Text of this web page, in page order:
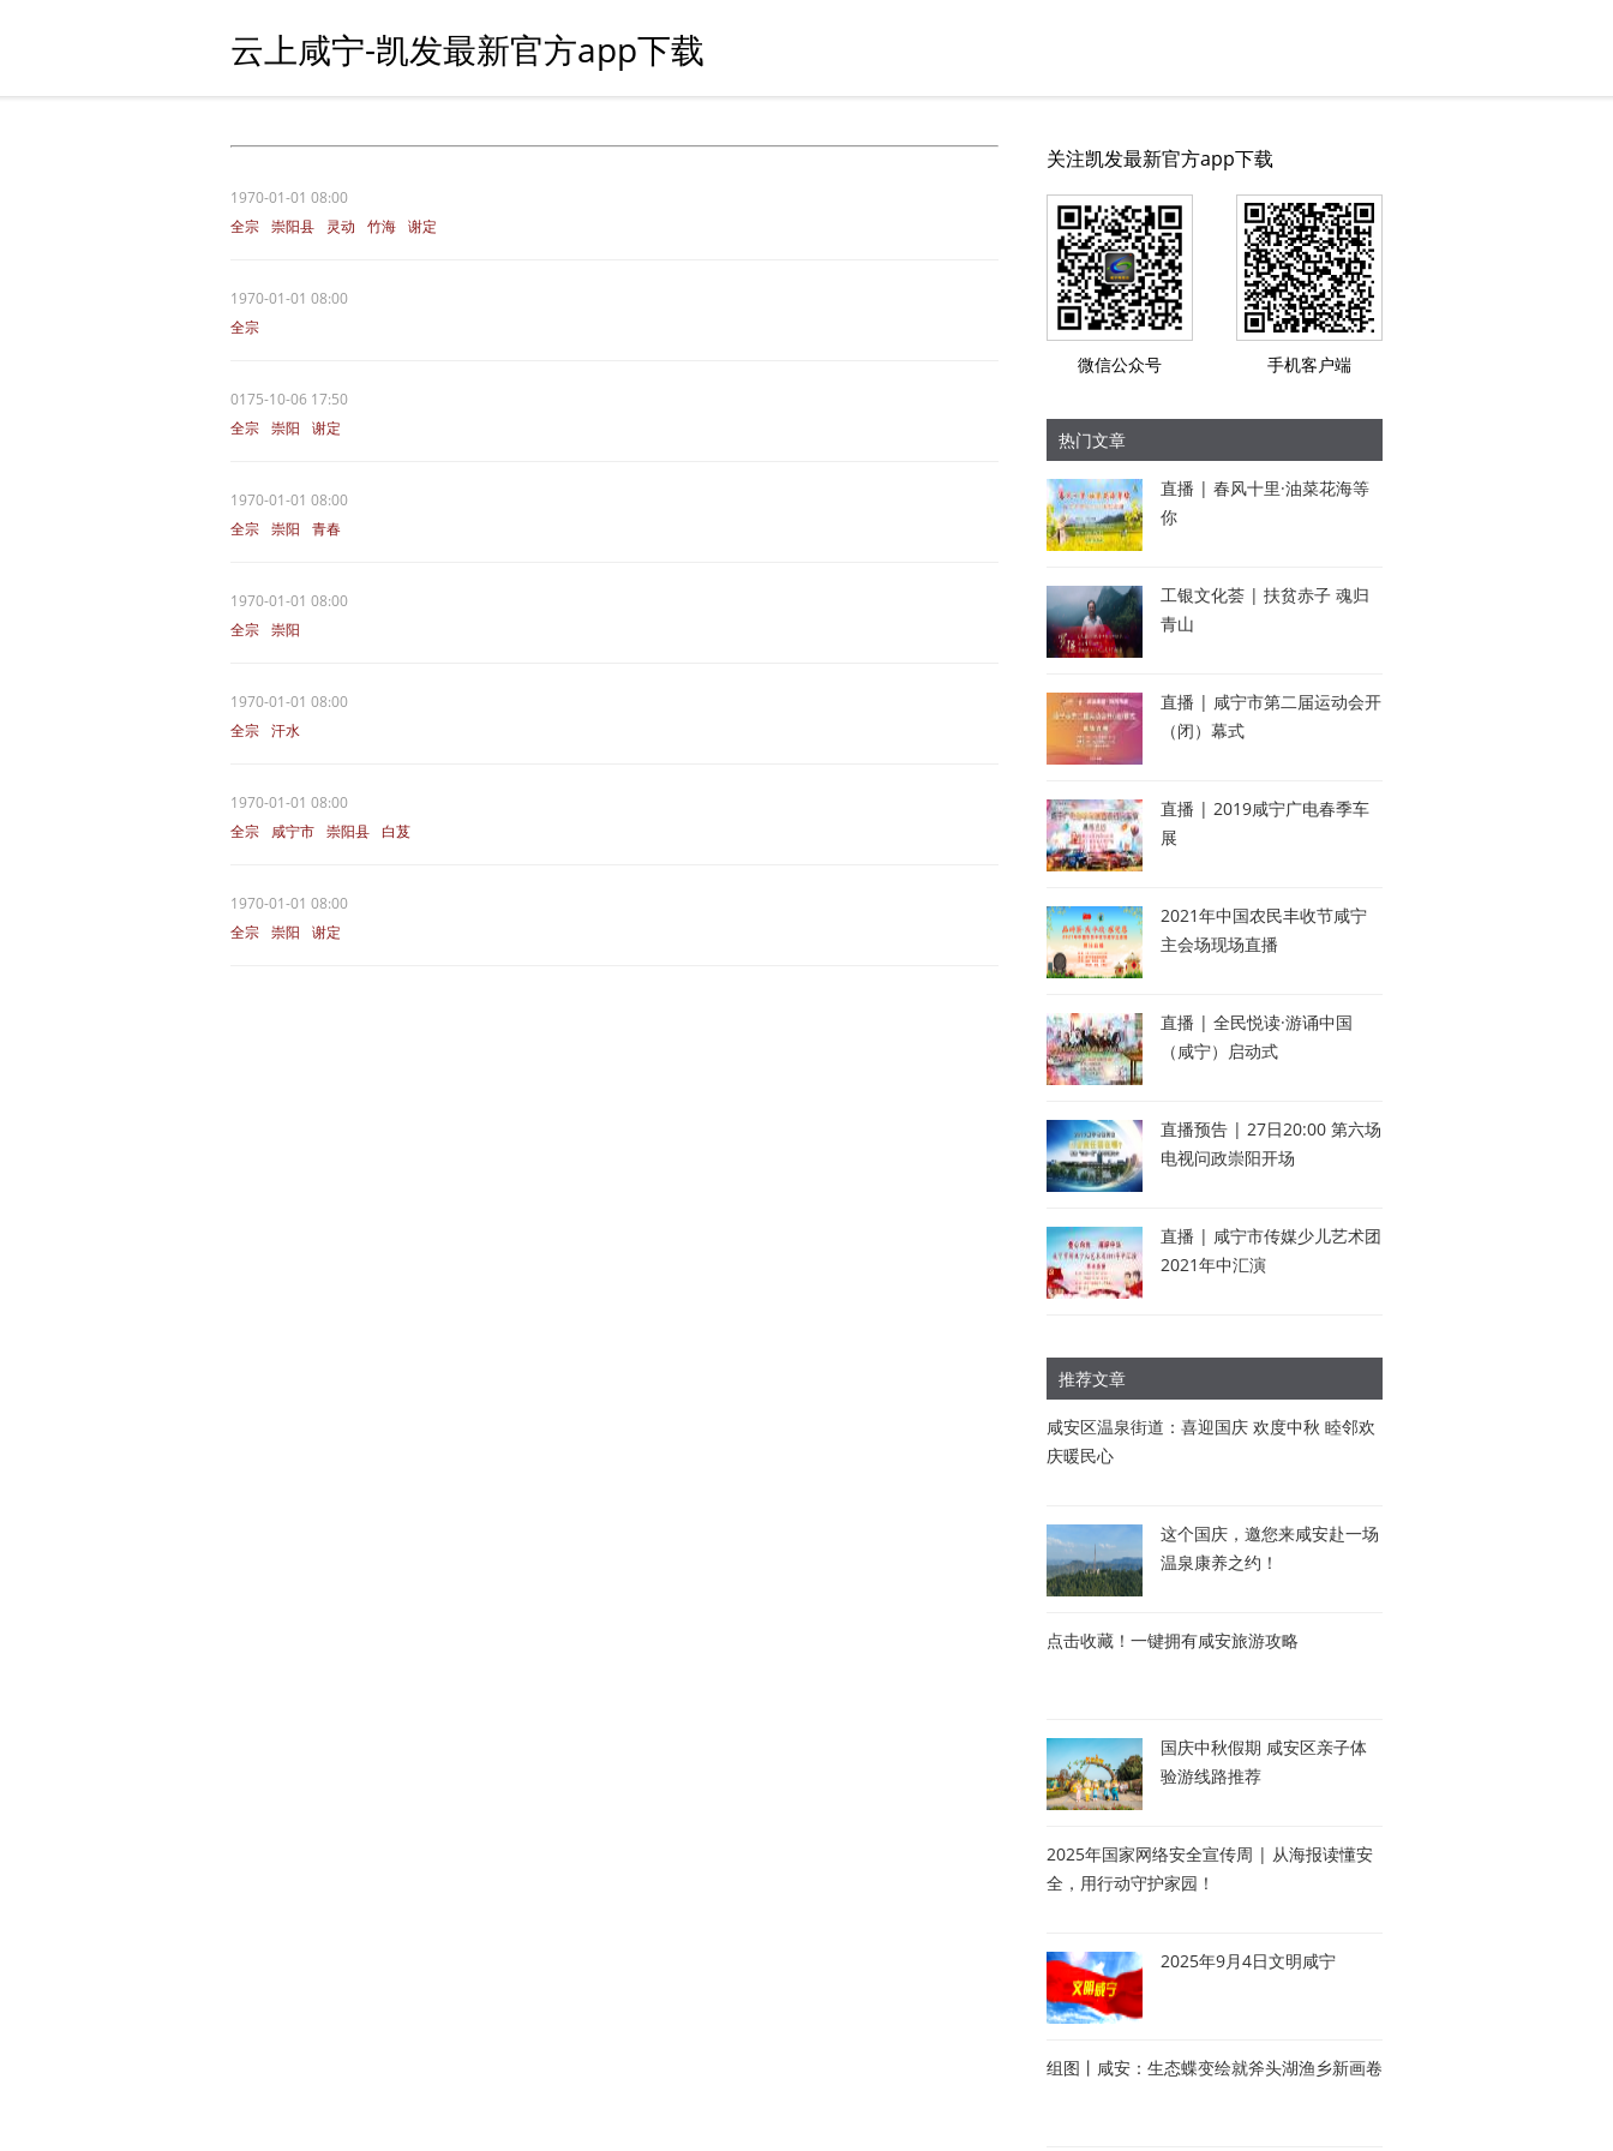
云上咸宁-凯发最新官方app下载
1970-01-01 08:00
全宗 崇阳县 灵动 竹海 谢定
1970-01-01 08:00
全宗
0175-10-06 17:50
全宗 崇阳 谢定
1970-01-01 08:00
全宗 崇阳 青春
1970-01-01 08:00
全宗 崇阳
1970-01-01 08:00
全宗 汗水
1970-01-01 08:00
全宗
咸宁市 崇阳县 白芨
1970-01-01 08:00
全宗 崇阳 谢定
关注凯发最新官方app下载
微信公众号 手机客户端
热门文章
直播 | 春风十里·油菜花海等
你
工银文化荟 | 扶贫赤子 魂归
青山
直播 | 咸宁市第二届运动会开
（闭）幕式
直播 | 2019咸宁广电春季车
展
2021年中国农民丰收节咸宁
主会场现场直播
直播 | 全民悦读·游诵中国
（咸宁）启动式
直播预告 | 27日20:00 第六场
电视问政崇阳开场
直播 | 咸宁市传媒少儿艺术团
2021年中汇演
推荐文章
咸安区温泉街道：喜迎国庆 欢度中秋 睦邻欢
庆暖民心
这个国庆，邀您来咸安赴一场
温泉康养之约！
点击收藏！一键拥有咸安旅游攻略
国庆中秋假期 咸安区亲子体
验游线路推荐
2025年国家网络安全宣传周 | 从海报读懂安
全，用行动守护家园！
2025年9月4日文明咸宁
组图丨咸安：生态蝶变绘就斧头湖渔乡新画卷